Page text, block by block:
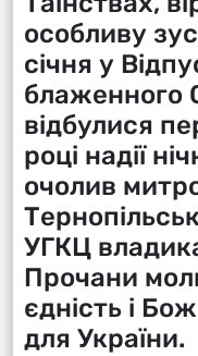
особливу
січня у
блаженного
відбулися
році надії
очолив
УГКЦ
Прочани
єдність і
для України.